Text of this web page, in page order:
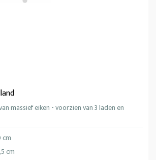
massief eiken - voorzien van 3 laden en
cm